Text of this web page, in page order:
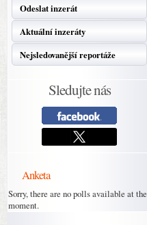
Odeslat inzerát
Aktuální inzeráty
Nejsledovanější reportáže
Sledujte nás
Anketa
Sorry, there are no polls available at the
moment.